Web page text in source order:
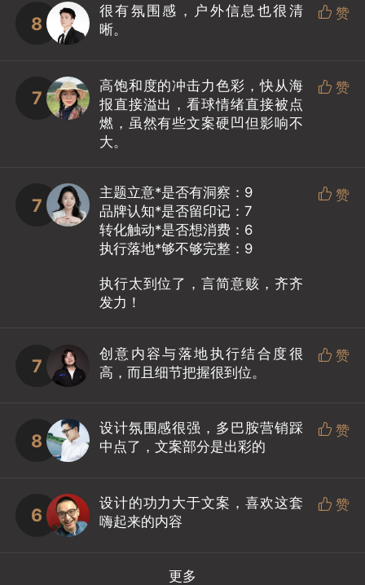
8
很有氛围感，户外信息也很清
晰。
 赞
7
高饱和度的冲击力色彩，快从海
报直接溢出，看球情绪直接被点
燃，虽然有些文案硬凹但影响不
大。
 赞
7
主题立意*是否有洞察：9
品牌认知*是否留印记：7
转化触动*是否想消费：6
执行落地*够不够完整：9
执行太到位了，言简意赅，齐齐
发力！
 赞
7
创意内容与落地执行结合度很
高，而且细节把握很到位。
 赞
8
设计氛围感很强，多巴胺营销踩
中点了，文案部分是出彩的
 赞
6
设计的功力大于文案，喜欢这套
嗨起来的内容
 赞
更多